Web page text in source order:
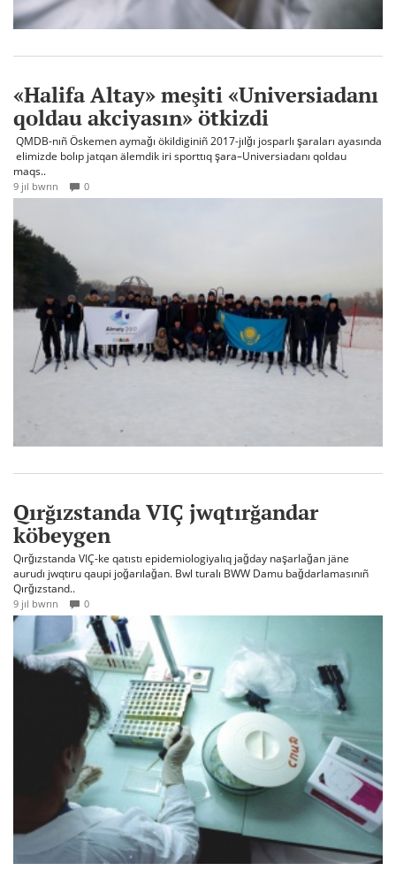
«Halifa Altay» meşiti «Universiadanı
qoldau akciyasın» ötkizdi
QMDB-nıñ Öskemen aymağı ökildiginiñ 2017-jılğı josparlı şaraları ayasında
elimizde bolıp jatqan älemdik iri sporttıq şara–Universiadanı qoldau
maqs..
9 jıl bwrın 0
Qırğızstanda VIÇ jwqtırğandar
köbeygen
Qırğızstanda VIÇ-ke qatıstı epidemiologiyalıq jağday naşarlağan jäne
aurudı jwqtıru qaupi joğarılağan. Bwl turalı BWW Damu bağdarlamasınıñ
Qırğızstand..
9 jıl bwrın 0